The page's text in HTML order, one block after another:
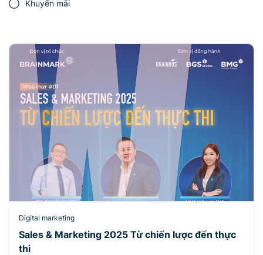
Khuyến mãi
Digital marketing
Sales & Marketing 2025 Từ chiến lược đến thực
thi